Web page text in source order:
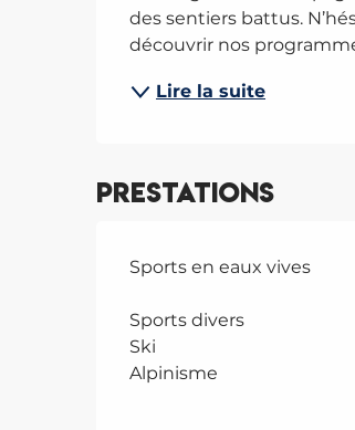
des sentiers battus.
découvrir nos
Lire la suite
Prestations
Sports en eaux vives
Sports divers
Ski
Alpinisme